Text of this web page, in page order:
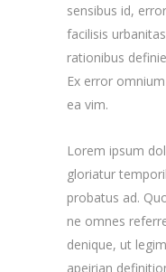
sensibus id,
facilisis
rationibus
Ex error
ea vim.
Lorem ipsum
gloriatur
probatus ad.
ne omnes
denique, ut
apeirian